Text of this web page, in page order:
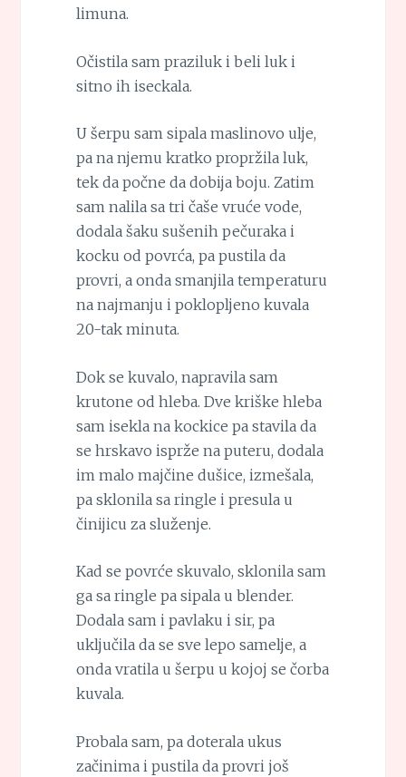
limuna.
Očistila sam praziluk i beli luk i
sitno ih iseckala.
U šerpu sam sipala maslinovo ulje,
pa na njemu kratko propržila luk,
tek da počne da dobija boju. Zatim
sam nalila sa tri čaše vruće vode,
dodala šaku sušenih pečuraka i
kocku od povrća, pa pustila da
provri, a onda smanjila temperaturu
na najmanju i poklopljeno kuvala
20-tak minuta.
Dok se kuvalo, napravila sam
krutone od hleba. Dve kriške hleba
sam isekla na kockice pa stavila da
se hrskavo isprže na puteru, dodala
im malo majčine dušice, izmešala,
pa sklonila sa ringle i presula u
činijicu za služenje.
Kad se povrće skuvalo, sklonila sam
ga sa ringle pa sipala u blender.
Dodala sam i pavlaku i sir, pa
uključila da se sve lepo samelje, a
onda vratila u šerpu u kojoj se čorba
kuvala.
Probala sam, pa doterala ukus
začinima i pustila da provri još